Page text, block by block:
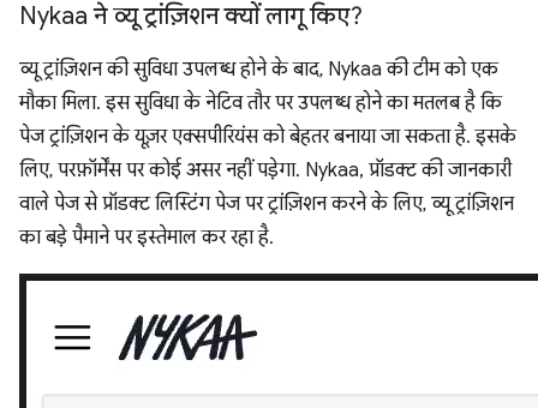
Nykaa ने व्यू ट्रांज़िशन क्यों लागू किए?
व्यू ट्रांज़िशन की सुविधा उपलब्ध होने के बाद, Nykaa की टीम को एक
मौका मिला. इस सुविधा के नेटिव तौर पर उपलब्ध होने का मतलब है कि
पेज ट्रांज़िशन के यूज़र एक्सपीरियंस को बेहतर बनाया जा सकता है. इसके
लिए, परफ़ॉर्मेंस पर कोई असर नहीं पड़ेगा. Nykaa, प्रॉडक्ट की जानकारी
वाले पेज से प्रॉडक्ट लिस्टिंग पेज पर ट्रांज़िशन करने के लिए, व्यू ट्रांज़िशन
का बड़े पैमाने पर इस्तेमाल कर रहा है.